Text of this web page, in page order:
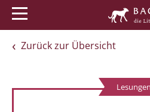
Zurück zur Übersicht
Lesungen